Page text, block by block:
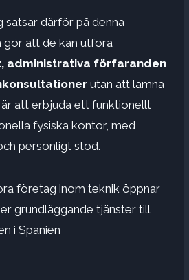
satsar därför på denna
att de kan utföra
administrativa förfaranden
utan att lämna
att erbjuda ett funktionellt
fysiska kontor, med
personligt stöd.
företag inom teknik öppnar
grundläggande tjänster till
i Spanien